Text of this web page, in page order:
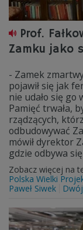
Prof.
Zamku jako
- Zamek
pojawił się jak
nie udało się go
Pamięć trwała,
rządzących,
odbudowywać
mówił dyrektor
gdzie odbywa
Zobacz więcej na
Polska Wielki
Paweł Siwek